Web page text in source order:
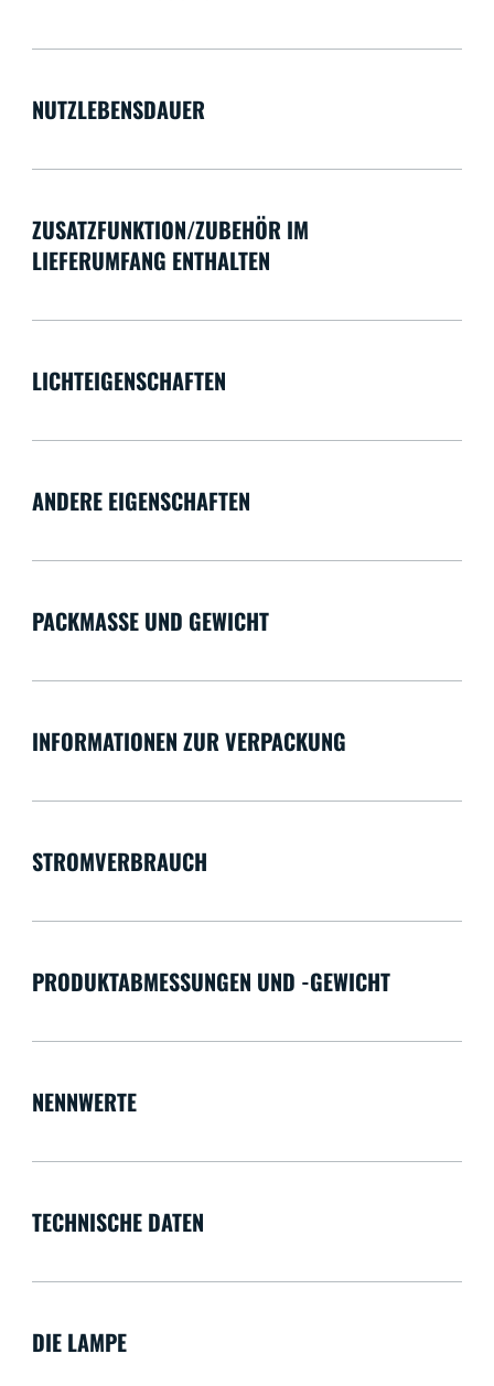
NUTZLEBENSDAUER
ZUSATZFUNKTION/ZUBEHÖR IM
LIEFERUMFANG ENTHALTEN
LICHTEIGENSCHAFTEN
ANDERE EIGENSCHAFTEN
PACKMASSE UND GEWICHT
INFORMATIONEN ZUR VERPACKUNG
STROMVERBRAUCH
PRODUKTABMESSUNGEN UND -GEWICHT
NENNWERTE
TECHNISCHE DATEN
DIE LAMPE